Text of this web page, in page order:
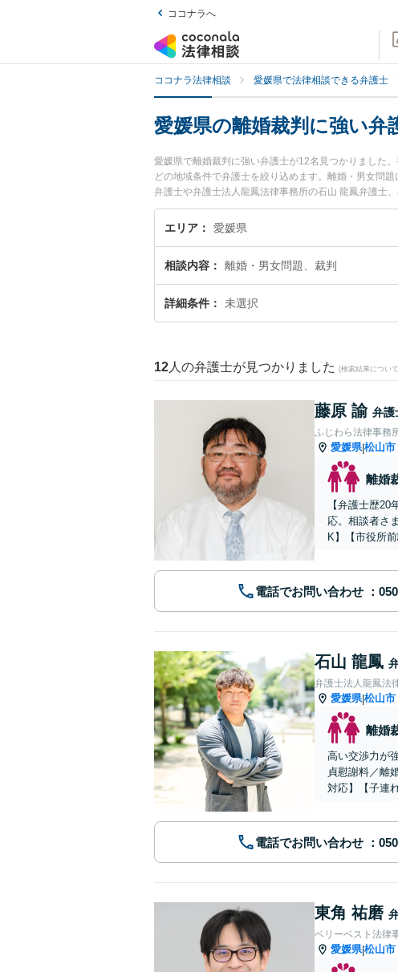
ココナラへ
ココナラ法律相談 愛媛県で法律相談できる弁護士
愛媛県の離婚裁判に強い弁
愛媛県で離婚裁判に強い弁護士が12名見つかりました
どの地域条件で弁護士を絞り込めます。離婚・男女問
弁護士や弁護士法人龍鳳法律事務所の石山 龍鳳弁護士
す。『愛媛県で土日や夜間に発生した離婚裁判のトラ
離婚裁判を法律相談できる愛媛県内の弁護士に相談予
エリア 愛媛県
相談内容 離婚・男女問題、裁判
詳細条件 未選択
12 人の弁護士が見つかりました (検索結果につい
藤原 諭 弁護
ふじわら法律事務
愛媛県|松山市
離婚
【弁護士歴
応。相談者さ
K】【市役所前
電話でお問い合わせ
石山 龍鳳
弁護士法人龍鳳法
愛媛県|松山市
離婚
高い交渉力が
貞慰謝料／離
対応】【子連
電話でお問い合わせ
東角 祐磨
ベリーベスト法律
愛媛県|松山市